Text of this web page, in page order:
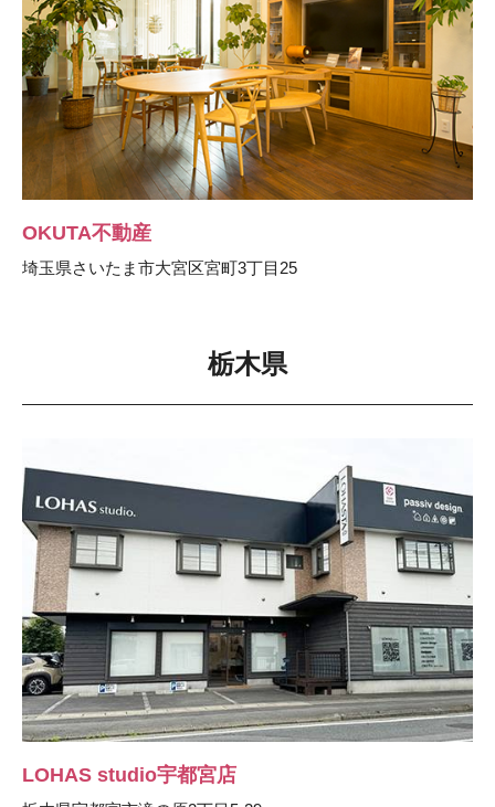
OKUTA不動産
埼玉県さいたま市大宮区宮町3丁目25
栃木県
LOHAS studio宇都宮店